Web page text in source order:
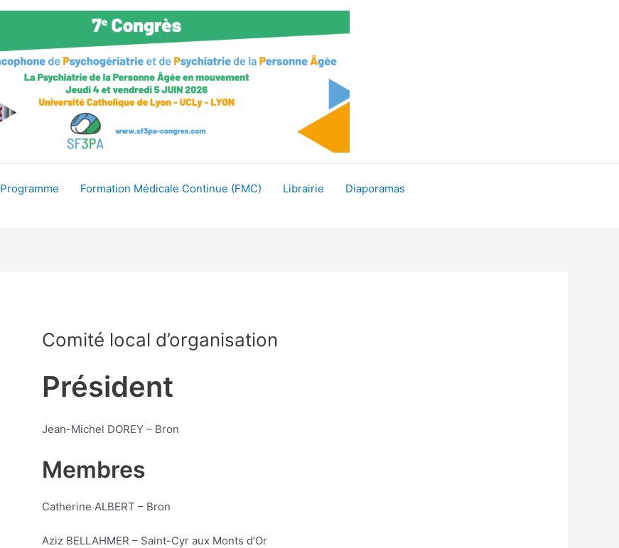
Programme Formation Médicale Continue (FMC) Librairie Diaporamas
Comité local d’organisation
Président
Jean-Michel DOREY – Bron
Membres
Catherine ALBERT – Bron
Aziz BELLAHMER – Saint-Cyr aux Monts d’Or